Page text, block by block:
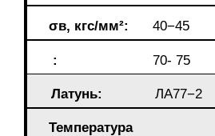
σв, кгс/мм²: 40−45
: 70- 75
Латунь: ЛА77−2
Температура